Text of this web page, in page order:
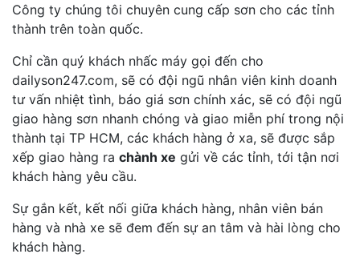
Công ty chúng tôi chuyên cung cấp sơn cho các tỉnh
thành trên toàn quốc.
Chỉ cần quý khách nhấc máy gọi đến cho
dailyson247.com, sẽ có đội ngũ nhân viên kinh doanh
tư vấn nhiệt tình, báo giá sơn chính xác, sẽ có đội ngũ
giao hàng sơn nhanh chóng và giao miễn phí trong nội
thành tại TP HCM, các khách hàng ở xa, sẽ được sắp
xếp giao hàng ra chành xe gửi về các tỉnh, tới tận nơi
khách hàng yêu cầu.
Sự gắn kết, kết nối giữa khách hàng, nhân viên bán
hàng và nhà xe sẽ đem đến sự an tâm và hài lòng cho
khách hàng.